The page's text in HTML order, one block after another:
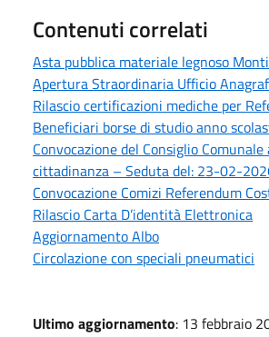
Contenuti correlati
Asta pubblica materiale legnoso
Apertura Straordinaria Ufficio
Rilascio certificazioni mediche per
Beneficiari borse di studio anno
Convocazione del Consiglio
cittadinanza – Seduta del: 23-02-
Convocazione Comizi Referendum
Rilascio Carta D’identità Elettronica
Aggiornamento Albo
Circolazione con speciali pneumatici
Ultimo aggiornamento: 13 febbraio